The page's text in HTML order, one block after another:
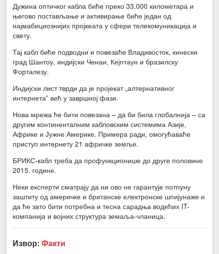
Дужина оптичког кабла биће преко 33.000 километара и
његово постављање и активирање биће један од
најмабициознијих пројкеата у сфери телекомуникација и
свету.
Тај кабл биће подводни и повезаће Владивосток, кинески
град Шантоу, индијски Ченаи, Кејптаун и бразилску
Форталезу.
Индијски лист тврди да је пројекат „алтернативног
интернета” већ у завршној фази.
Нова мрежа ће бити повезана – да би била глобалнија – са
другим континенталним кабловским системима Азије,
Африке и Јужне Америке. Примера ради, омогућаваће
приступ интернету 21 афричке земље.
БРИКС-кабл треба да профункционише до друге половине
2015. године.
Неки експерти сматрају да ни ово не гарантује потпуну
заштиту од америчке и британске електронске шпијунаже и
да ће зато бити потребна и тесна сарадња водећих IT-
компанија и војних структура земаља-чланица.
Извор:Факти